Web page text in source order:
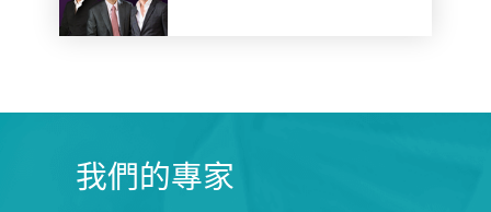
我們的專家